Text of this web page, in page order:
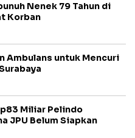
Nenek 79 Tahun di
Korban
Ambulans untuk Mencuri
Miliar Pelindo
JPU Belum Siapkan